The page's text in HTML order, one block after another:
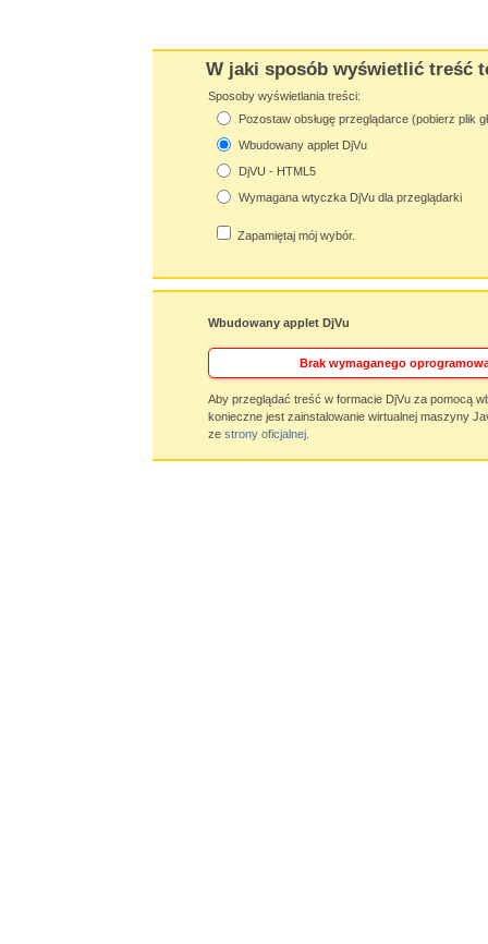
W jaki sposób wyświetlić treść
Sposoby wyświetlania treści:
Pozostaw obsługę przeglądarce (pobierz plik
Wbudowany applet DjVu
DjVU - HTML5
Wymagana wtyczka DjVu dla przeglądarki
Zapamiętaj mój wybór.
Wbudowany applet DjVu
Brak wymaganego
Aby przeglądać treść w formacie DjVu za pomocą
konieczne jest zainstalowanie wirtualnej maszyny
ze strony oficjalnej